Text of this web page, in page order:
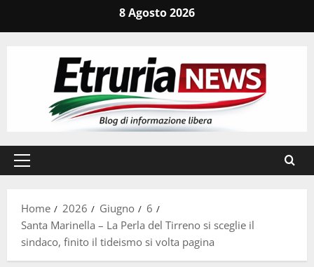
8 Agosto 2026
Menu
Home
2026 Giugno
6
Santa Marinella – La Perla del Tirreno si sceglie il
sindaco, finito il tideismo si volta pagina